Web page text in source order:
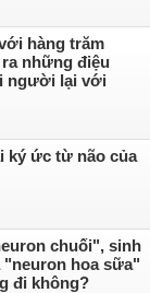
hàng trăm
những điệu
người lại với
ký ức từ não của
chuối", sinh
"neuron hoa sữa"
đi không?